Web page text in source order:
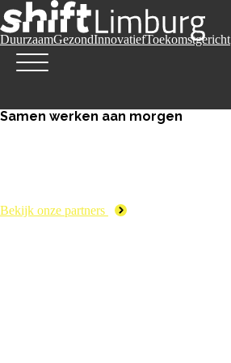
DuurzaamGezondInnovatiefToekomstgericht
Samen werken aan morgen
Bekijk onze partners